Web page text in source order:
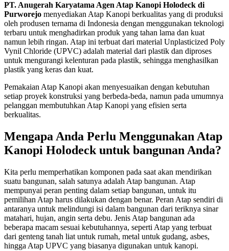
PT. Anugerah Karyatama Agen Atap Kanopi Holodeck di
Purworejo menyediakan Atap Kanopi berkualitas yang di produksi
oleh produsen ternama di Indonesia dengan menggunakan teknologi
terbaru untuk menghadirkan produk yang tahan lama dan kuat
namun lebih ringan. Atap ini terbuat dari material Unplasticized Poly
Vynil Chloride (UPVC) adalah material dari plastik dan diproses
untuk mengurangi kelenturan pada plastik, sehingga menghasilkan
plastik yang keras dan kuat.
Pemakaian Atap Kanopi akan menyesuaikan dengan kebutuhan
setiap proyek konstruksi yang berbeda-beda, namun pada umumnya
pelanggan membutuhkan Atap Kanopi yang efisien serta
berkualitas.
Mengapa Anda Perlu Menggunakan Atap
Kanopi Holodeck untuk bangunan Anda?
Kita perlu memperhatikan komponen pada saat akan mendirikan
suatu bangunan, salah satunya adalah Atap bangunan. Atap
mempunyai peran penting dalam setiap bangunan, untuk itu
pemilihan Atap harus dilakukan dengan benar. Peran Atap sendiri di
antaranya untuk melindungi isi dalam bangunan dari teriknya sinar
matahari, hujan, angin serta debu. Jenis Atap bangunan ada
beberapa macam sesuai kebutuhannya, seperti Atap yang terbuat
dari genteng tanah liat untuk rumah, metal untuk gudang, asbes,
hingga Atap UPVC yang biasanya digunakan untuk kanopi.